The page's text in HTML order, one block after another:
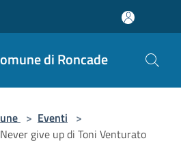
di Roncade
> Eventi >
give up di Toni Venturato